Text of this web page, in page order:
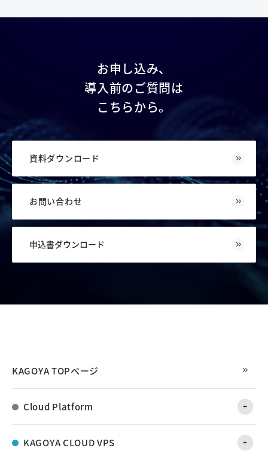
お申し込み、
導入前のご質問は
こちらから。
資料ダウンロード
お問い合わせ
申込書ダウンロード
KAGOYA TOPページ
Cloud Platform
KAGOYA CLOUD VPS